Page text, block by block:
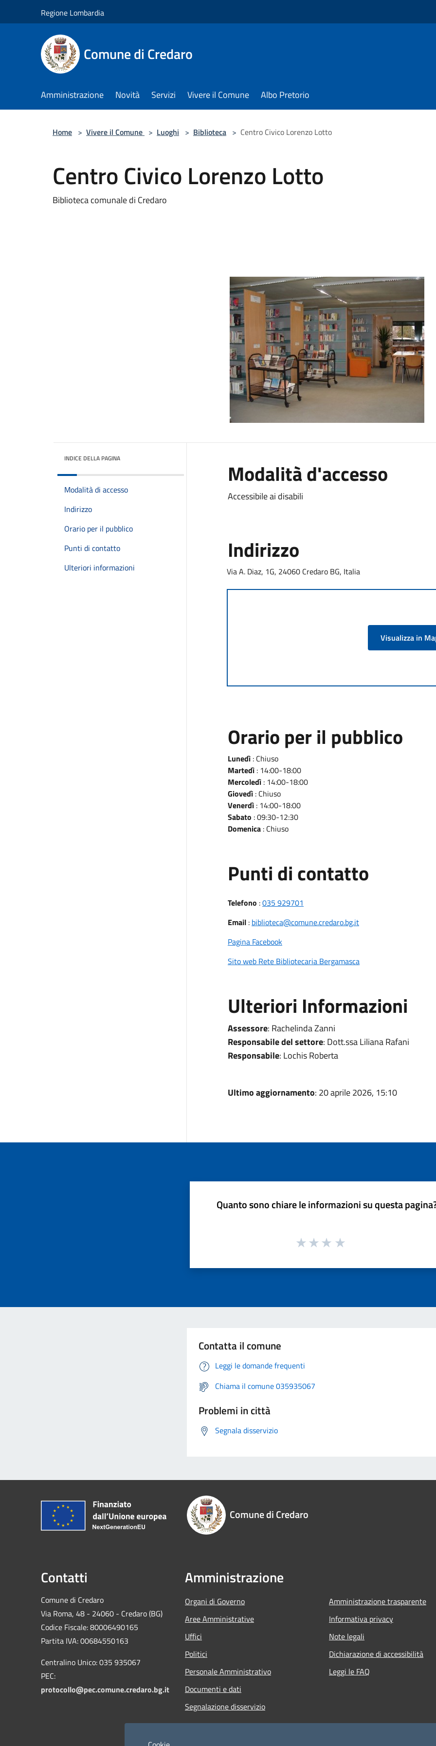
Regione Lombardia
Comune di Credaro
Amministrazione Novità Servizi Vivere il Comune Albo Pretorio
Home > Vivere il Comune > Luoghi > Biblioteca > Centro Civico Lorenzo Lotto
Centro Civico Lorenzo Lotto
Biblioteca comunale di Credaro
INDICE DELLA PAGINA
Modalità di accesso
Indirizzo
Orario per il pubblico
Punti di contatto
Ulteriori informazioni
Modalità d'accesso
Accessibile ai disabili
Indirizzo
Via A. Diaz, 1G, 24060 Credaro BG, Italia
Visualizza in
Orario per il pubblico
Lunedì: Chiuso
Martedì: 14:00-18:00
Mercoledì: 14:00-18:00
Giovedì: Chiuso
Venerdì: 14:00-18:00
Sabato : 09:30-12:30
Domenica: Chiuso
Punti di contatto
Telefono :035 929701
Email: biblioteca@comune.credaro.bg.it
Pagina Facebook
Sito web Rete Bibliotecaria Bergamasca
Ulteriori Informazioni
Assessore: Rachelinda Zanni
Responsabile del settore: Dott.ssa Liliana Rafani
Responsabile: Lochis Roberta
Ultimo aggiornamento: 20 aprile 2026, 15:10
Quanto sono chiare le informazioni su questa
Contatta il comune
Leggi le domande frequenti
Chiama il comune 035935067
Problemi in città
Segnala disservizio
Comune di Credaro
Contatti
Comune di Credaro
Via Roma, 48 - 24060 - Credaro (BG)
Codice Fiscale: 80006490165
Partita IVA: 00684550163
Centralino Unico: 035 935067
PEC:
protocollo@pec.comune.credaro.bg.it
Amministrazione
Organi di Governo
Aree Amministrative
Uffici
Politici
Personale Amministrativo
Documenti e dati
Segnalazione disservizio
Amministrazione trasparente
Informativa privacy
Note legali
Dichiarazione di accessibilità
Leggi le FAQ